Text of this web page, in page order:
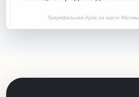
Триумфальная Арка на карте